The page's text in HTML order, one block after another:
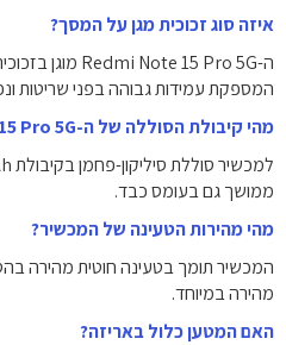
איזה סוג זכוכית מגן על המסך?
המספקת עמידות גבוהה בפני שריטות
מהי קיבולת הסוללה של ה-Redmi Note 15 Pro 5G?
ממושך גם בעומס כבד.
מהי מהירות הטעינה של המכשיר?
מהירה במיוחד.
האם המטען כלול באריזה?